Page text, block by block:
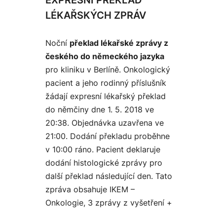
LÉKAŘSKÝCH ZPRÁV
Noční překlad lékařské zprávy z
českého do německého jazyka
pro kliniku v Berlíně. Onkologický
pacient a jeho rodinný příslušník
žádají expresní lékařský překlad
do němčiny dne 1. 5. 2018 ve
20:38. Objednávka uzavřena ve
21:00. Dodání překladu proběhne
v 10:00 ráno. Pacient deklaruje
dodání histologické zprávy pro
další překlad následující den. Tato
zpráva obsahuje IKEM –
Onkologie, 3 zprávy z vyšetření +